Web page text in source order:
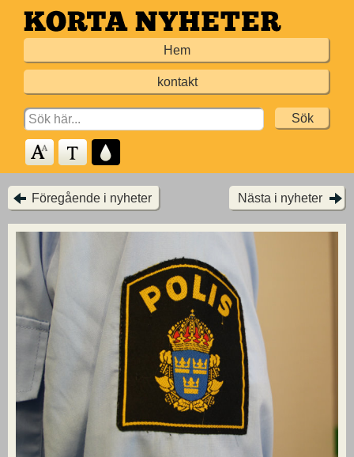
Hoppa
till
Hem
kontakt
Search
for:
Föregående i nyheter Nästa i nyheter